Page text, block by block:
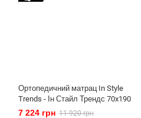
Ортопедичний матрац In Style
Trends - Ін Стайл Трендс 70x190
7 224 грн 11 920 грн